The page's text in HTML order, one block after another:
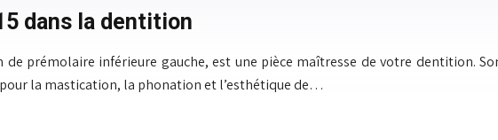
dans la dentition
prémolaire inférieure gauche, est une pièce maîtresse de votre dentition.
la mastication, la phonation et l’esthétique de…